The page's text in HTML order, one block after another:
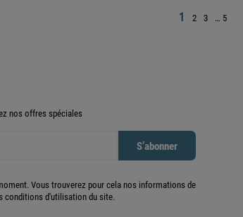
1 2 3 … 5
nos offres spéciales
Vous trouverez pour cela nos informations de
conditions d'utilisation du site.